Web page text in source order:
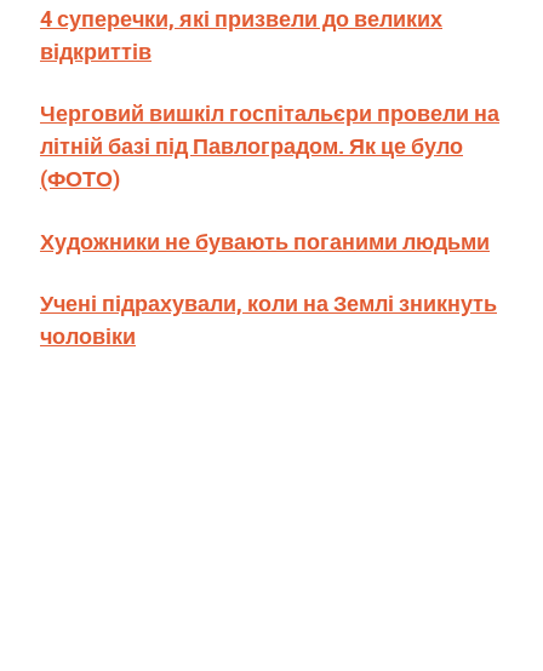
4 суперечки, які призвели до великих
відкриттів
Черговий вишкіл госпітальєри провели на
літній базі під Павлоградом. Як це було
(ФОТО)
Художники не бувають поганими людьми
Учені підрахували, коли на Землі зникнуть
чоловіки